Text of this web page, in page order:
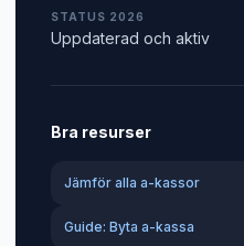
STATUS 2026
Uppdaterad och aktiv
Bra resurser
Jämför alla a-kassor
Guide: Byta a-kassa